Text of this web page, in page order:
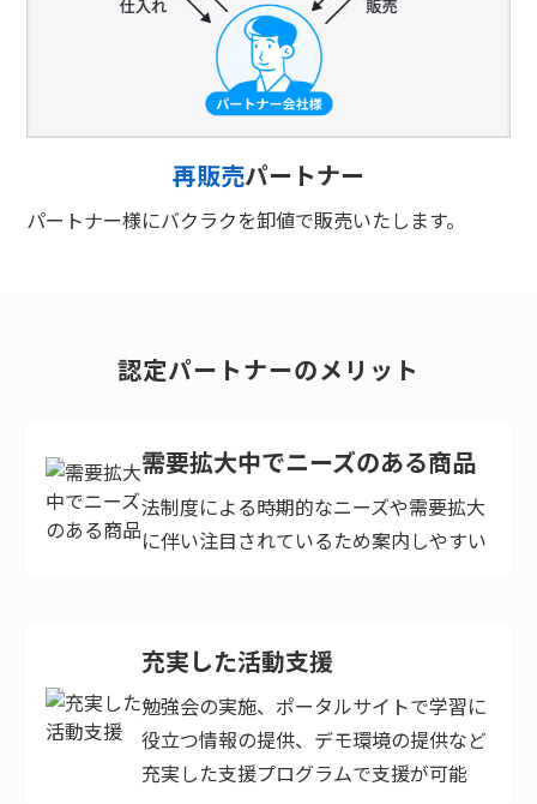
再販売パートナー
パートナー様にバクラクを卸値で販売いたします。
認定パートナーのメリット
需要拡大中でニーズのある商品
法制度による時期的なニーズや需要拡大
に伴い注目されているため案内しやすい
充実した活動支援
勉強会の実施、ポータルサイトで学習に
役立つ情報の提供、デモ環境の提供など
充実した支援プログラムで支援が可能